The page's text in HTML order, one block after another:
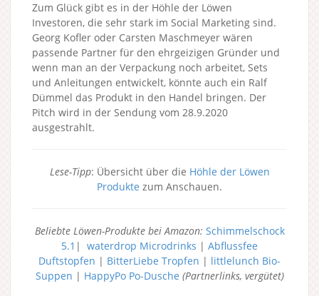
Zum Glück gibt es in der Höhle der Löwen
Investoren, die sehr stark im Social Marketing sind.
Georg Kofler oder Carsten Maschmeyer wären
passende Partner für den ehrgeizigen Gründer und
wenn man an der Verpackung noch arbeitet, Sets
und Anleitungen entwickelt, könnte auch ein Ralf
Dümmel das Produkt in den Handel bringen. Der
Pitch wird in der Sendung vom 28.9.2020
ausgestrahlt.
Lese-Tipp: Übersicht über die Höhle der Löwen
Produkte zum Anschauen.
Beliebte Löwen-Produkte bei Amazon: Schimmelschock
5.1 | waterdrop Microdrinks | Abflussfee
Duftstopfen | BitterLiebe Tropfen | littlelunch Bio-
Suppen | HappyPo Po-Dusche (Partnerlinks, vergütet)